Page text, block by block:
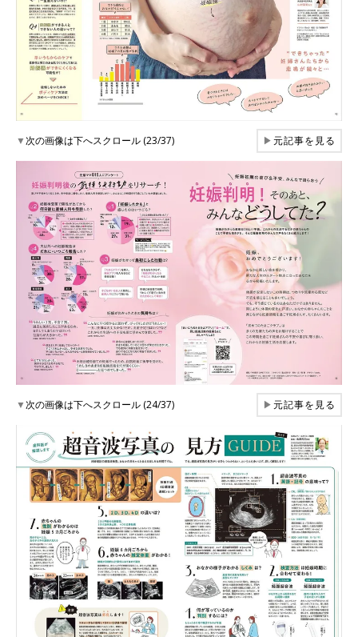
▼次の画像は下へスクロール (23/37) ▶元記事を見る
▼次の画像は下へスクロール (24/37) ▶元記事を見る